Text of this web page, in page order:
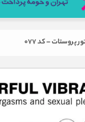
پروستات – کد 077